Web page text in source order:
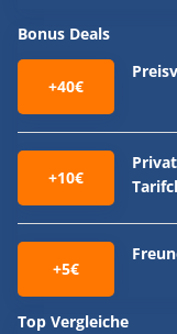
Bonus Deals
+40€
+10€
+5€
Top Vergleiche